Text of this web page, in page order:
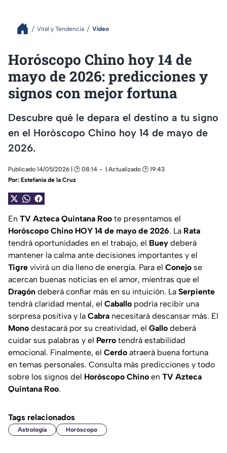
Viral y Tendencia Video
Horóscopo Chino hoy 14 de
mayo de 2026: predicciones y
signos con mejor fortuna
Descubre qué le depara el destino a tu signo
en el Horóscopo Chino hoy 14 de mayo de
2026.
Publicado 14/05/2026 | 🕑 08:14
| Actualizado 🕑 19:43
Por: Estefanía de la Cruz
En TV Azteca Quintana Roo te presentamos el
Horóscopo Chino HOY 14 de mayo de 2026. La Rata
tendrá oportunidades en el trabajo, el Buey deberá
mantener la calma ante decisiones importantes y el
Tigre vivirá un día lleno de energía. Para el Conejo se
acercan buenas noticias en el amor, mientras que el
Dragón deberá confiar más en su intuición. La Serpiente
tendrá claridad mental, el Caballo podría recibir una
sorpresa positiva y la Cabra necesitará descansar más. El
Mono destacará por su creatividad, el Gallo deberá
cuidar sus palabras y el Perro tendrá estabilidad
emocional. Finalmente, el Cerdo atraerá buena fortuna
en temas personales. Consulta más predicciones y todo
sobre los signos del Horóscopo Chino en TV Azteca
Quintana Roo.
Tags relacionados
Astrología Horóscopo